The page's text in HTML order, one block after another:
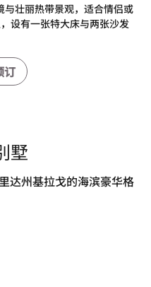
壮丽热带景观，适合情侣或
设有一张特大床与两张沙发
订
墅
达州基拉戈的海滨豪华格